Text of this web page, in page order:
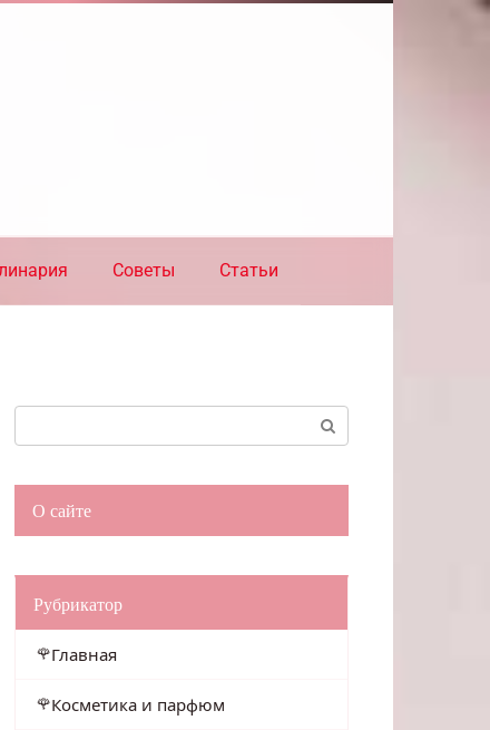
Советы Статьи
О сайте
Рубрикатор
Главная
Косметика и парфюм